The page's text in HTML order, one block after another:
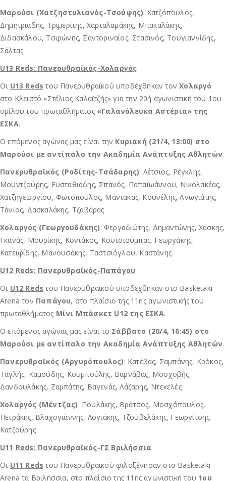
Μαρούσι (Χατζηστυλιανός-Τσούφης): Χατζόπουλος,
Δημητριάδης, Τριμερίτης, Χαρταλαμάκης, Μπακαλάκης,
Διδασκάλου, Τσιρώνης, Σαντοριναίος, Στασινός, Τουγιαννίδης,
Σάλτας
U13 Reds: Πανερυθραϊκός-Χολαργός
Οι U13 Reds του Πανερυθραϊκού υποδέχθηκαν τονΧολαργό
στο Κλειστό «Στέλιος Καλαϊτζής» για την 20ή αγωνιστική του 1ου
ομίλου του πρωταθλήματος «Γαλανόλευκα Αστέρια» της
ΕΣΚΑ.
Ο επόμενος αγώνας μας είναι την Κυριακή (21/4, 13:00) στο
Μαρούσι με αντίπαλο την Ακαδημία Ανάπτυξης Αθλητών.
Πανερυθραϊκός (Ροδίτης-Τσάδαρης): Λέτσιος, Ρέγκλης,
Μουντζούρης, Ευσταθιάδης, Σπανός, Παπαϊωάννου, Νικολακέας,
Χατζηγεωργίου, Φωτόπουλος, Μάντακας, Κουνέλης, Ανωγιάτης,
Τάνιος, Δασκαλάκης, Τζαβάρας
Χολαργός (Γεωργουδάκης): Φεργαδιώτης, Δημαντώνης, Χάσκης,
Γκανάς, Μουρίκης, Κοντάκος, Κουτσιούμπας, Γεωργάκης,
Κατειφίδης, Μανουσάκης, Ταστσιόγλου, Καστάνης
U12 Reds: Πανερυθραϊκός-Παπάγου
Οι U12 Reds του Πανερυθραϊκού υποδέχθηκαν στο Basketaki
Arena τον Παπάγου, στο πλαίσιο της 11ης αγωνιστικής του
πρωταθλήματος Μίνι Μπάσκετ U12 της ΕΣΚΑ.
Ο επόμενος αγώνας μας είναι το Σάββατο (20/4, 16:45) στο
Μαρούσι με αντίπαλο την Ακαδημία Ανάπτυξης Αθλητών.
Πανερυθραϊκός (Αργυρόπουλος): Κατέβας, Σαμπάνης, Κρόκος,
Ταγλής, Καμούδης, Κουμπούλης, Βαρνάβας, Μοσχοβής,
Δανδουλάκης, Ζαμπάτης, Βαγενάς, Λάζαρης, Ντεκελές
Χολαργός (Μέντζας): Πουλάκης, Βράτσος, Μοσχόπουλος,
Πετράκης, Βλαχογιάννης, Λογιάκης, Τζουβελάκης, Γεωργίτσης,
Κατζούρης
U11 Reds: Πανερυθραϊκός-ΓΣ Βριλήσσια
Οι U11 Reds του Πανερυθραϊκού φιλοξένησαν στο Basketaki
Arena τα Βριλήσσια, στο πλαίσιο της 11ης αγωνιστική του 1ου